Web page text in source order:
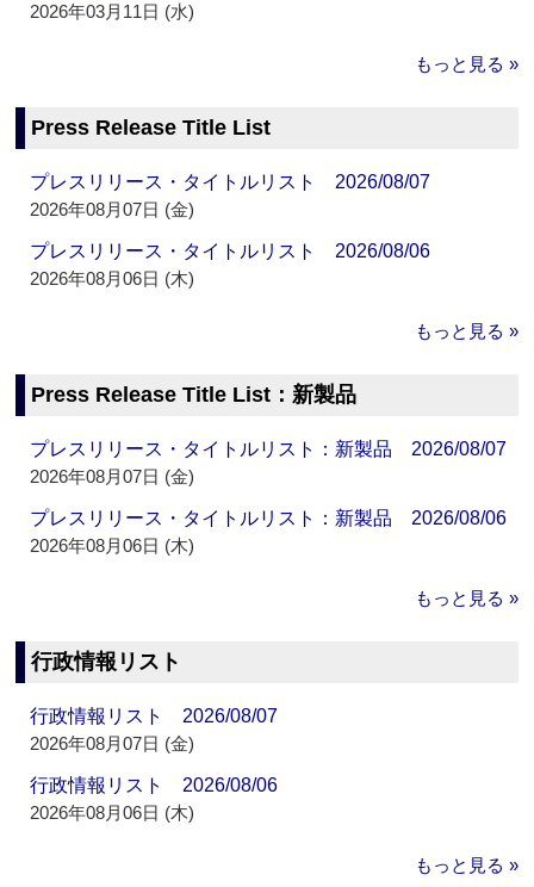
2026年03月11日 (水)
もっと見る »
Press Release Title List
プレスリリース・タイトルリスト 2026/08/07
2026年08月07日 (金)
プレスリリース・タイトルリスト 2026/08/06
2026年08月06日 (木)
もっと見る »
Press Release Title List：新製品
プレスリリース・タイトルリスト：新製品 2026/08/07
2026年08月07日 (金)
プレスリリース・タイトルリスト：新製品 2026/08/06
2026年08月06日 (木)
もっと見る »
行政情報リスト
行政情報リスト 2026/08/07
2026年08月07日 (金)
行政情報リスト 2026/08/06
2026年08月06日 (木)
もっと見る »